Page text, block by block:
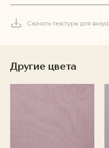
Скачать текстуры для
Другие цвета